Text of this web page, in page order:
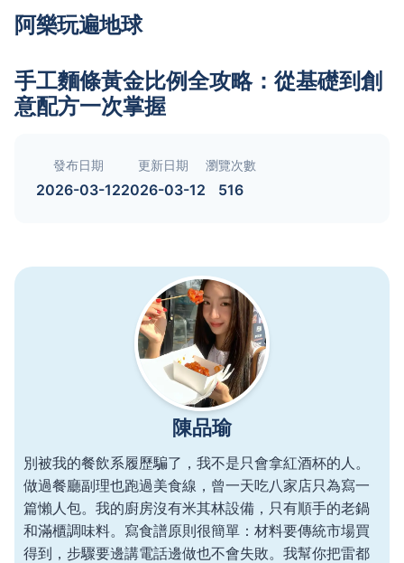
阿樂玩遍地球
手工麵條黃金比例全攻略：從基礎到創
意配方一次掌握
發布日期
2026-03-12
更新日期
2026-03-12
瀏覽次數
516
陳品瑜
別被我的餐飲系履歷騙了，我不是只會拿紅酒杯的人。
做過餐廳副理也跑過美食線，曾一天吃八家店只為寫一
篇懶人包。我的廚房沒有米其林設備，只有順手的老鍋
和滿櫃調味料。寫食譜原則很簡單：材料要傳統市場買
得到，步驟要邊講電話邊做也不會失敗。我幫你把雷都